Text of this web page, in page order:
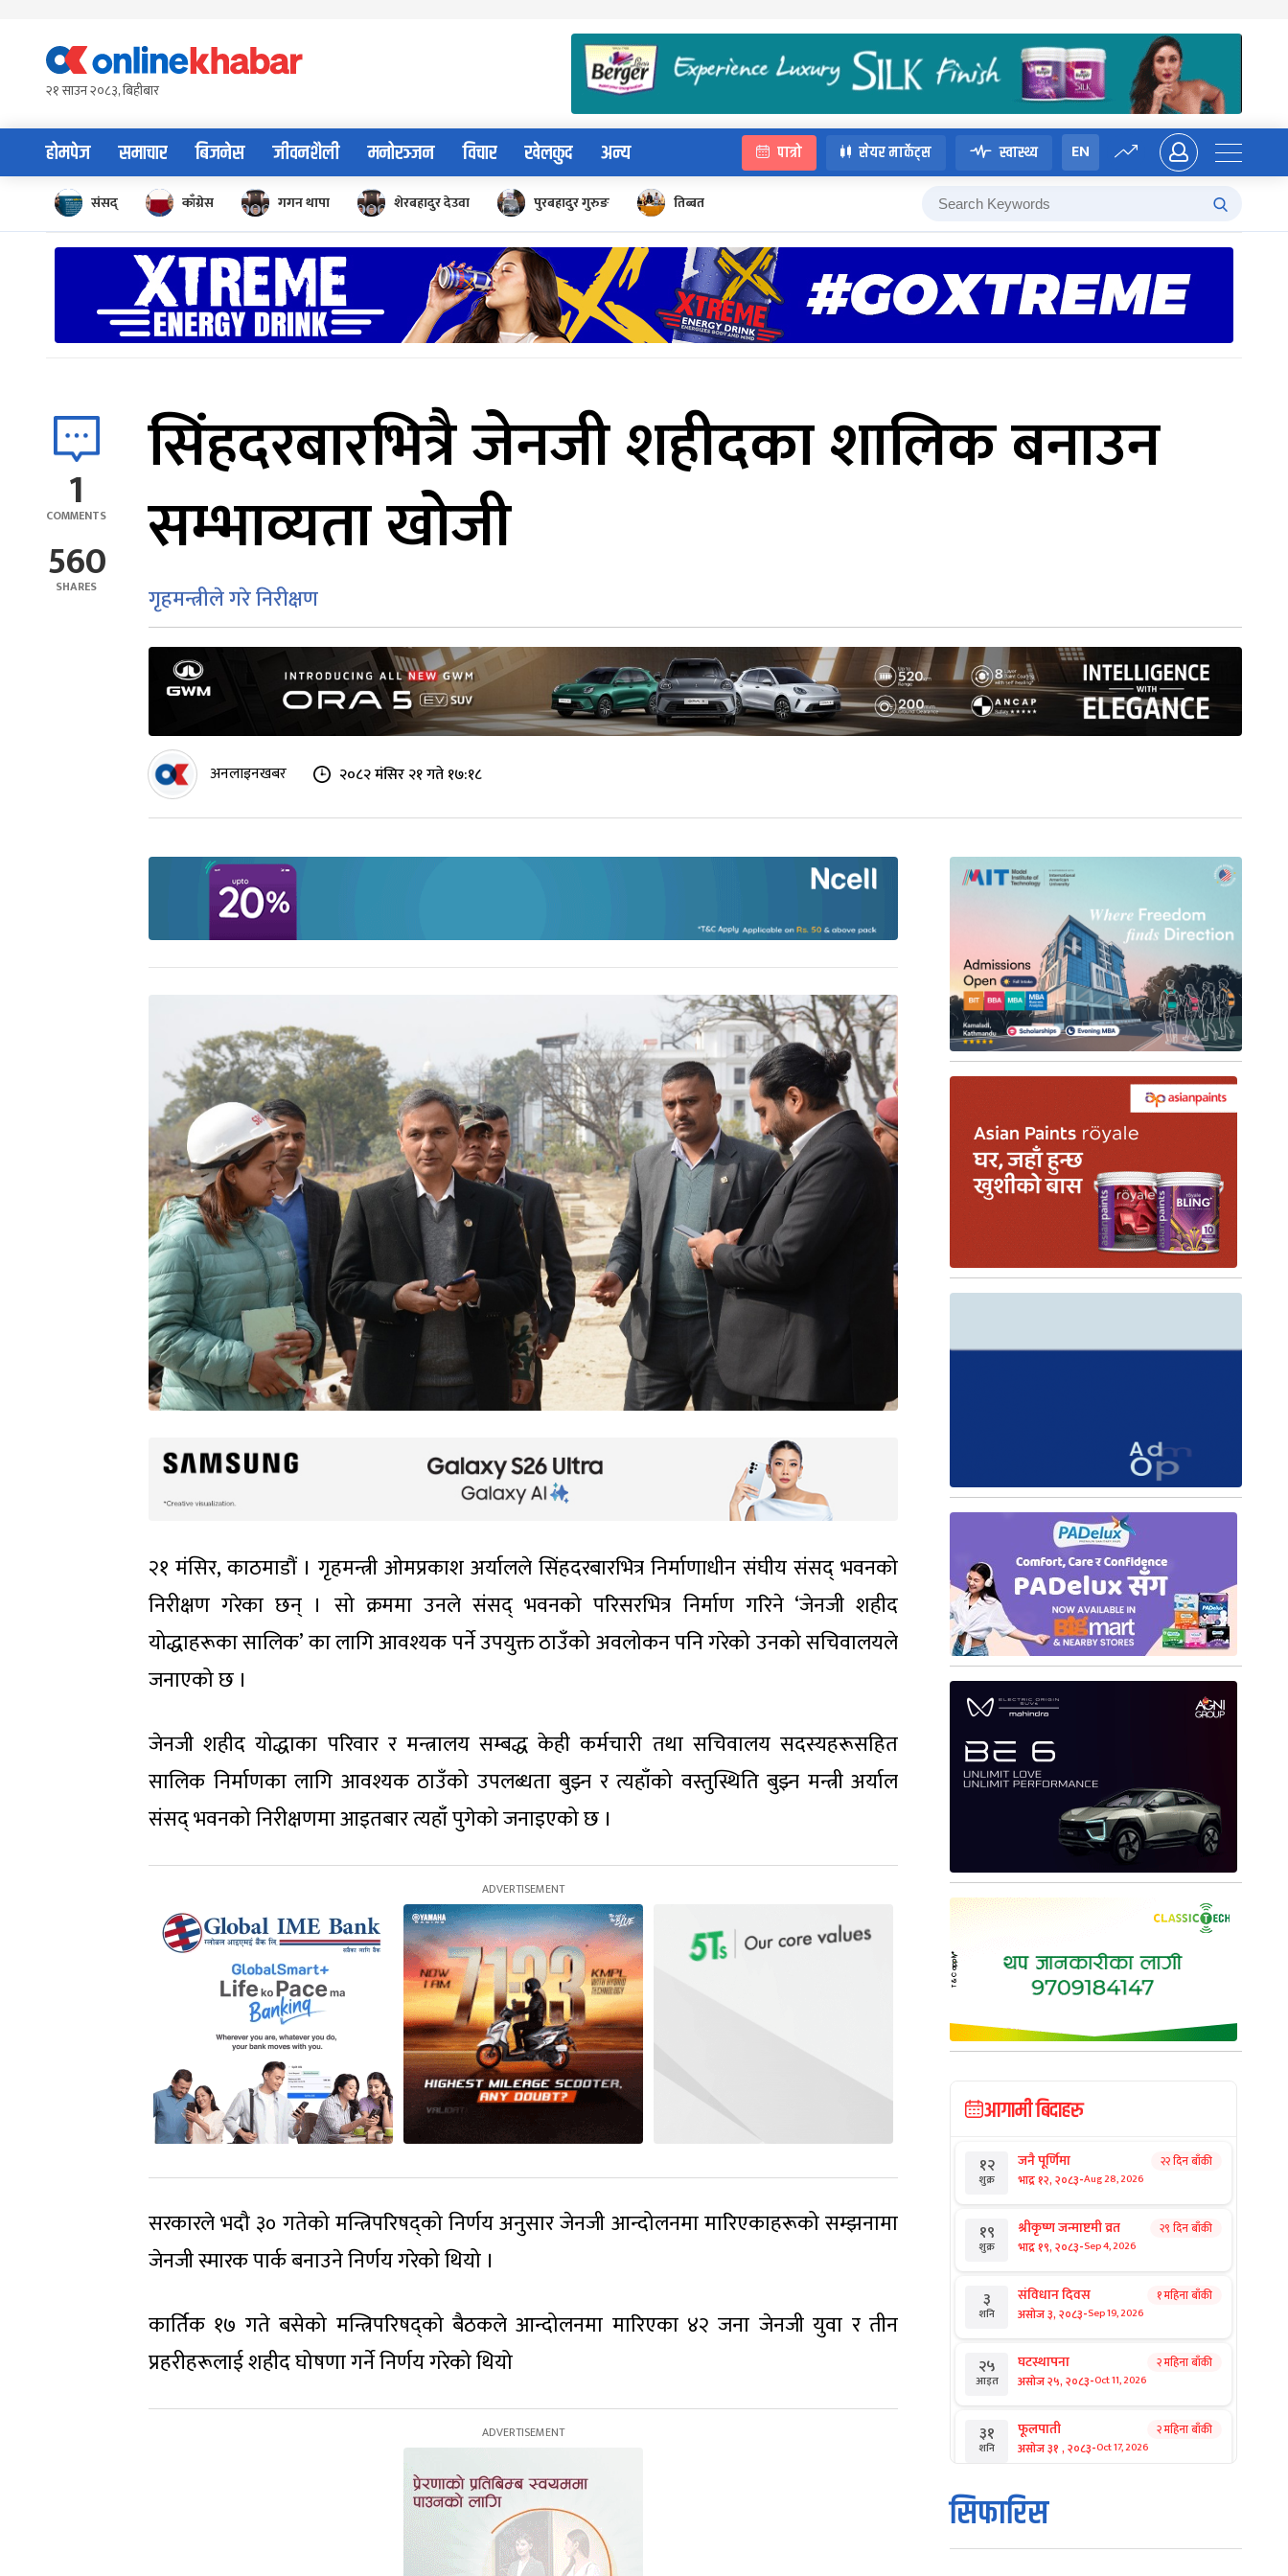
content२१ साउन २०८३, बिहीबार
होमपेज समाचार बिजनेस जीवनशैली मनोरञ्जन विचार खेलकुद अन्य पात्रो सेयर मार्केट्स स्वास्थ्य EN
संसद् काँग्रेस गगन थापा शेरबहादुर देउवा पुरबहादुर गुरुङ तिब्बत
1
COMMENTS
560
SHARES
सिंहदरबारभित्रै जेनजी शहीदका शालिक बनाउन
सम्भाव्यता खोजी
गृहमन्त्रीले गरे निरीक्षण
अनलाइनखबर २०८२ मंसिर २१ गते १७:१८
२१ मंसिर, काठमाडौं । गृहमन्त्री ओमप्रकाश अर्यालले सिंहदरबारभित्र निर्माणाधीन संघीय संसद् भवनको
निरीक्षण गरेका छन् । सो क्रममा उनले संसद् भवनको परिसरभित्र निर्माण गरिने ‘जेनजी शहीद
योद्धाहरूका सालिक’ का लागि आवश्यक पर्ने उपयुक्त ठाउँको अवलोकन पनि गरेको उनको सचिवालयले
जनाएको छ ।
जेनजी शहीद योद्धाका परिवार र मन्त्रालय सम्बद्ध केही कर्मचारी तथा सचिवालय सदस्यहरूसहित
सालिक निर्माणका लागि आवश्यक ठाउँको उपलब्धता बुझ्न र त्यहाँको वस्तुस्थिति बुझ्न मन्त्री अर्याल
संसद् भवनको निरीक्षणमा आइतबार त्यहाँ पुगेको जनाइएको छ ।
सरकारले भदौ ३० गतेको मन्त्रिपरिषद्को निर्णय अनुसार जेनजी आन्दोलनमा मारिएकाहरूको सम्झनामा
जेनजी स्मारक पार्क बनाउने निर्णय गरेको थियो ।
कार्तिक १७ गते बसेको मन्त्रिपरिषद्को बैठकले आन्दोलनमा मारिएका ४२ जना जेनजी युवा र तीन
प्रहरीहरूलाई शहीद घोषणा गर्ने निर्णय गरेको थियो
आगामी बिदाहरु
१२
शुक्र
जनै पूर्णिमा
भाद्र १२, २०८३-Aug 28, 2026
२२ दिन बाँकी
१९
शुक्र
श्रीकृष्ण जन्माष्टमी व्रत
भाद्र १९, २०८३-Sep 4, 2026
२९ दिन बाँकी
३
शनि
संविधान दिवस
असोज ३, २०८३-Sep 19, 2026
१ महिना बाँकी
२५
आइत
घटस्थापना
असोज २५, २०८३-Oct 11, 2026
२ महिना बाँकी
३१
शनि
फूलपाती
असोज ३१ , २०८३-Oct 17, 2026
२ महिना बाँकी
१
आइत
कार्तिक सङ्क्रान्ति
कार्तिक १, २०८३
सिफारिस